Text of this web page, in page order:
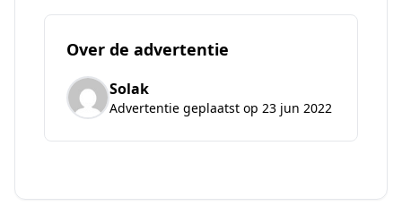
Over de advertentie
Solak
Advertentie geplaatst op 23 jun 2022